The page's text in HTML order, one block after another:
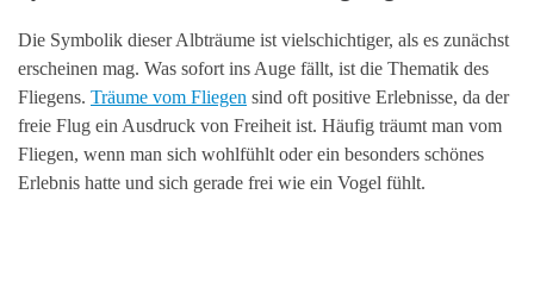
Die Symbolik dieser Albträume ist vielschichtiger, als es zunächst
erscheinen mag. Was sofort ins Auge fällt, ist die Thematik des
Fliegens. Träume vom Fliegen sind oft positive Erlebnisse, da der
freie Flug ein Ausdruck von Freiheit ist. Häufig träumt man vom
Fliegen, wenn man sich wohlfühlt oder ein besonders schönes
Erlebnis hatte und sich gerade frei wie ein Vogel fühlt.